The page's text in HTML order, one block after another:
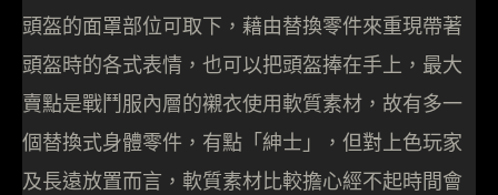
頭盔的面罩部位可取下，藉由替換零件來重現帶著
頭盔時的各式表情，也可以把頭盔捧在手上，最大
賣點是戰鬥服內層的襯衣使用軟質素材，故有多一
個替換式身體零件，有點「紳士」，但對上色玩家
及長遠放置而言，軟質素材比較擔心經不起時間會